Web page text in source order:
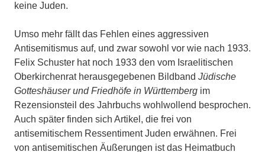
keine Juden.
Umso mehr fällt das Fehlen eines aggressiven
Antisemitismus auf, und zwar sowohl vor wie nach 1933.
Felix Schuster hat noch 1933 den vom Israelitischen
Oberkirchenrat herausgegebenen Bildband Jüdische
Gotteshäuser und Friedhöfe in Württemberg im
Rezensionsteil des Jahrbuchs wohlwollend besprochen.
Auch später finden sich Artikel, die frei von
antisemitischem Ressentiment Juden erwähnen. Frei
von antisemitischen Äußerungen ist das Heimatbuch